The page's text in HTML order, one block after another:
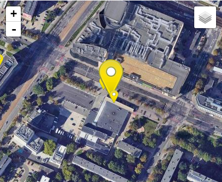
+
-